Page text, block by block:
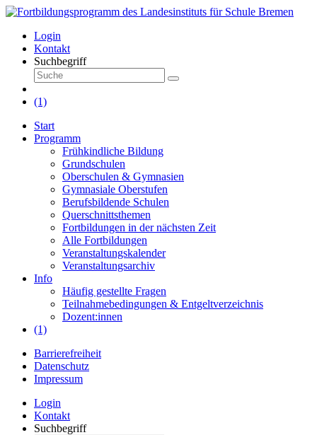
Login
Kontakt
Suchbegriff
(1)
Start
Programm
Frühkindliche Bildung
Grundschulen
Oberschulen & Gymnasien
Gymnasiale Oberstufen
Berufsbildende Schulen
Querschnittsthemen
Fortbildungen in der nächsten Zeit
Alle Fortbildungen
Veranstaltungskalender
Veranstaltungsarchiv
Info
Häufig gestellte Fragen
Teilnahmebedingungen & Entgeltverzeichnis
Dozent:innen
(1)
Barrierefreiheit
Datenschutz
Impressum
Login
Kontakt
Suchbegriff